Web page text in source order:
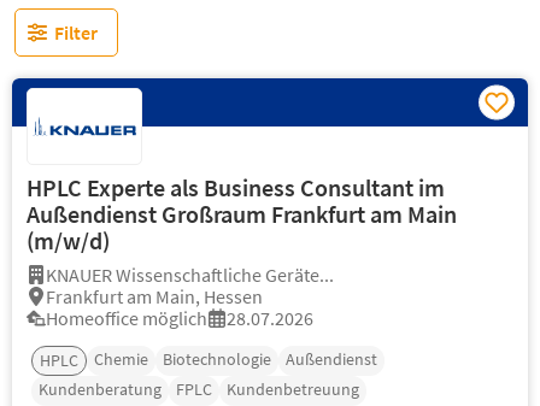
Filter
HPLC Experte als Business Consultant im
Außendienst Großraum Frankfurt am Main
(m/w/d)
KNAUER Wissenschaftliche Geräte...
Frankfurt am Main, Hessen
Homeoffice möglich
28.07.2026
HPLC Chemie Biotechnologie
Außendienst
Kundenberatung
FPLC Kundenbetreuung